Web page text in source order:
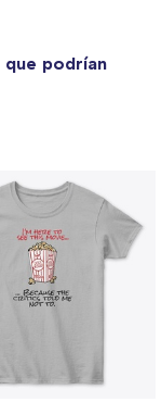
que podrían